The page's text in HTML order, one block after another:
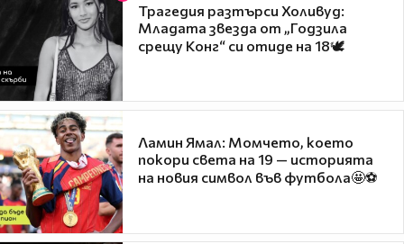
Трагедия разтърси Холивуд:
Младата звезда от „Годзила
срещу Конг“ си отиде на 18🕊️
Ламин Ямал: Момчето, което
покори света на 19 — историята
на новия символ във футбола🤩⚽